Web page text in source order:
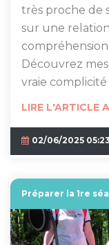
très proche de
sur une
Découvrez
vraie
LIRE L'ARTICLE
02/06/2025 05:23
Préparer la 1re